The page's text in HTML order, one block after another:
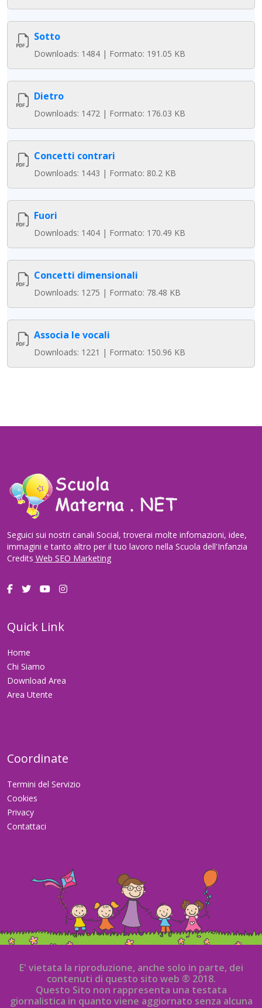
Sotto
Downloads: 1484 | Formato: 191.05 KB
Dietro
Downloads: 1472 | Formato: 176.03 KB
Concetti contrari
Downloads: 1443 | Formato: 80.2 KB
Fuori
Downloads: 1404 | Formato: 170.49 KB
Concetti dimensionali
Downloads: 1275 | Formato: 78.48 KB
Associa le vocali
Downloads: 1221 | Formato: 150.96 KB
Seguici sui nostri canali Social, troverai molte infomazioni, idee,
immagini e tanto altro per il tuo lavoro nella Scuola dell'Infanzia
Credits Web SEO Marketing
Quick Link
Home
Chi Siamo
Download Area
Area Utente
Coordinate
Termini del Servizio
Cookies
Privacy
Contattaci
E' vietata la riproduzione, anche solo in parte, dei
contenuti di questo sito web ® 2018.
Questo Sito non rappresenta una testata
giornalistica in quanto viene aggiornato senza alcuna